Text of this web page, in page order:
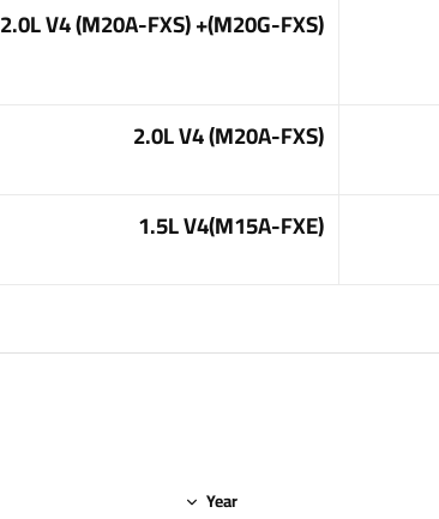
2.0L V4 (M20A-FXS) +(M20G-FXS)
2.0L V4 (M20A-FXS)
1.5L V4(M15A-FXE)
Year